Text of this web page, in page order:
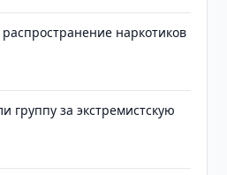
наркотиков
группу за экстремистскую